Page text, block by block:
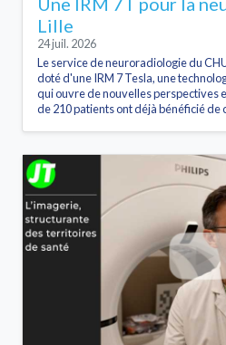
Lille
24 juil. 2026
Le service de neuroradiologie du
doté d'une IRM 7 Tesla, une
qui ouvre de nouvelles perspectives
de 210 patients ont déjà bénéficié de